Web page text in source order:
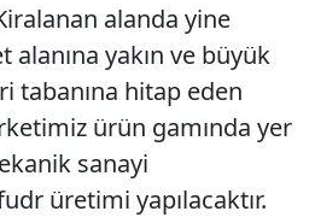
alanda yine
yakın ve büyük
tabanına hitap eden
ürün gamında yer
sanayi
üretimi yapılacaktır.